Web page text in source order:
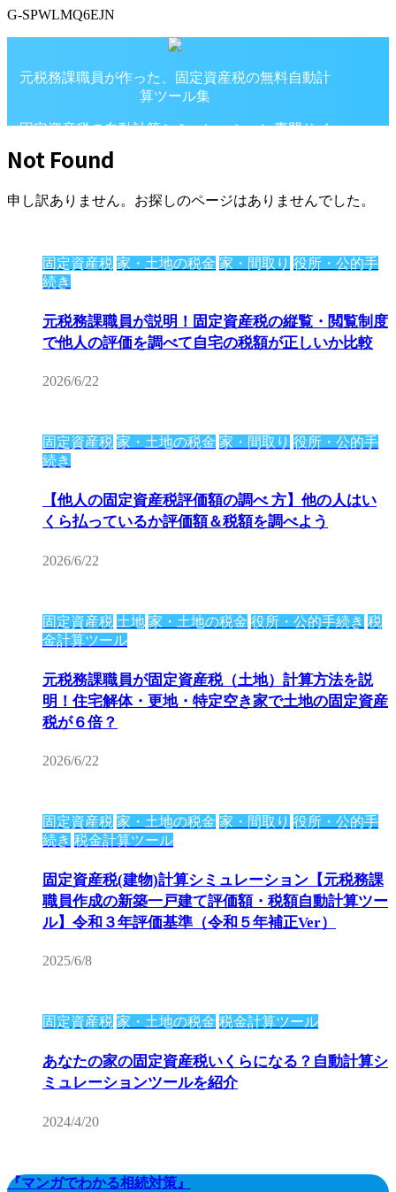
G-SPWLMQ6EJN
元税務課職員が作った、固定資産税の無料自動計
算ツール集
固定資産税の自動計算シミュレーション専門サイ
Not Found
申し訳ありません。お探しのページはありませんでした。
固定資産税 家・土地の税金 家・間取り 役所・公的手
続き
元税務課職員が説明！固定資産税の縦覧・閲覧制度
で他人の評価を調べて自宅の税額が正しいか比較
2026/6/22
固定資産税 家・土地の税金 家・間取り 役所・公的手
続き
【他人の固定資産税評価額の調べ 方】他の人はい
くら払っているか評価額＆税額を調べよう
2026/6/22
固定資産税 土地 家・土地の税金 役所・公的手続き 税
金計算ツール
元税務課職員が固定資産税（土地）計算方法を説
明！住宅解体・更地・特定空き家で土地の固定資産
税が６倍？
2026/6/22
固定資産税 家・土地の税金 家・間取り 役所・公的手
続き 税金計算ツール
固定資産税(建物)計算シミュレーション【元税務課
職員作成の新築一戸建て評価額・税額自動計算ツー
ル】令和３年評価基準（令和５年補正Ver）
2025/6/8
固定資産税 家・土地の税金 税金計算ツール
あなたの家の固定資産税いくらになる？自動計算シ
ミュレーションツールを紹介
2024/4/20
『マンガでわかる相続対策』